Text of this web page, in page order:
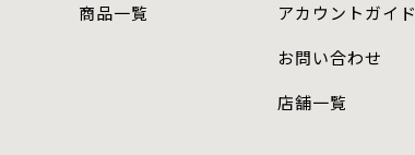
商品⼀覧
アカウントガイド
お問い合わせ
店舗⼀覧